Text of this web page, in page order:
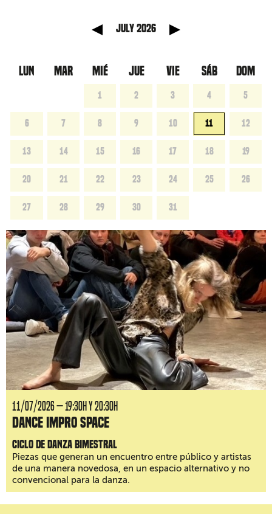
July 2026
LUN MAR MIÉ JUE VIE SÁB DOM
1 2 3 4 5
6 7 8 9 10 11 12
13 14 15 16 17 18 19
20 21 22 23 24 25 26
27 28 29 30 31
11/07/2026 — 19:30H y 20:30H
Dance Impro Space
Ciclo de danza bimestral
Piezas que generan un encuentro entre público y artistas
de una manera novedosa, en un espacio alternativo y no
convencional para la danza.